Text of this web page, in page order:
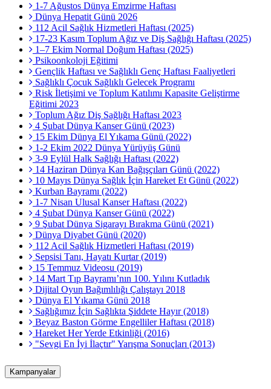
1-7 Ağustos Dünya Emzirme Haftası
Dünya Hepatit Günü 2026
112 Acil Sağlık Hizmetleri Haftası (2025)
17-23 Kasım Toplum Ağız ve Diş Sağlığı Haftası (2025)
1–7 Ekim Normal Doğum Haftası (2025)
Psikoonkoloji Eğitimi
Gençlik Haftası ve Sağlıklı Genç Haftası Faaliyetleri
Sağlıklı Çocuk Sağlıklı Gelecek Programı
Risk İletişimi ve Toplum Katılımı Kapasite Geliştirme
Eğitimi 2023
Toplum Ağız Diş Sağlığı Haftası 2023
4 Şubat Dünya Kanser Günü (2023)
15 Ekim Dünya El Yıkama Günü (2022)
1-2 Ekim 2022 Dünya Yürüyüş Günü
3-9 Eylül Halk Sağlığı Haftası (2022)
14 Haziran Dünya Kan Bağışçıları Günü (2022)
10 Mayıs Dünya Sağlık İçin Hareket Et Günü (2022)
Kurban Bayramı (2022)
1-7 Nisan Ulusal Kanser Haftası (2022)
4 Şubat Dünya Kanser Günü (2022)
9 Şubat Dünya Sigarayı Bırakma Günü (2021)
Dünya Diyabet Günü (2020)
112 Acil Sağlık Hizmetleri Haftası (2019)
Sepsisi Tanı, Hayatı Kurtar (2019)
15 Temmuz Videosu (2019)
14 Mart Tıp Bayramı’nın 100. Yılını Kutladık
Dijital Oyun Bağımlılığı Çalıştayı 2018
Dünya El Yıkama Günü 2018
Sağlığımız İçin Sağlıkta Şiddete Hayır (2018)
Beyaz Baston Görme Engelliler Haftası (2018)
Hareket Her Yerde Etkinliği (2016)
"Sevgi En İyi İlaçtır" Yarışma Sonuçları (2013)
Kampanyalar